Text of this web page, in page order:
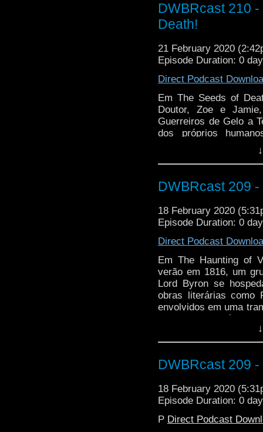
DWBRcast 210
Death!
21 February 2020
Episode Duration: 0
Direct Podcast
Em The Seeds of
Doutor, Zoe e
Guerreiros de Gelo a
dos próprios
devastará a a
esse fungo é
DWBRcast 209
18 February 2020
Episode Duration: 0
Direct Podcast
Em The Haunting of
verão em 1816, um
Lord Byron se
obras literárias como
envolvidos em uma
eventos da Big
DWBRcast 209
18 February 2020
Episode Duration: 0
P Direct Podcast